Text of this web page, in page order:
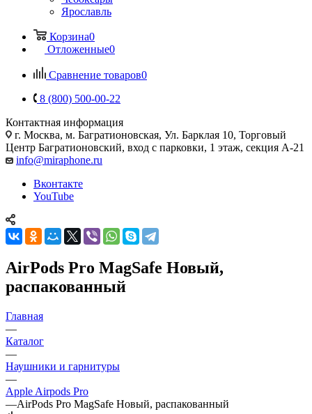
Ярославль
Корзина0
Отложенные0
Сравнение товаров0
8 (800) 500-00-22
Контактная информация
г. Москва, м. Багратионовская, Ул. Барклая 10, Торговый
Центр Багратионовский, вход с парковки, 1 этаж, секция А-21
info@miraphone.ru
Вконтакте
YouTube
AirPods Pro MagSafe Новый,
распакованный
Главная
—
Каталог
—
Наушники и гарнитуры
—
Apple Airpods Pro
—AirPods Pro MagSafe Новый, распакованный